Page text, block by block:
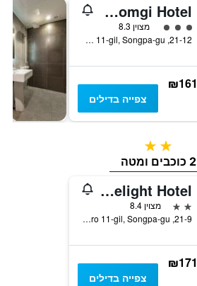
Jamsil Tomgi Hotel
3 דירוג מחלקת נוסעים
מצוין 8.3
21-12, Ogeum-ro 11-gil, Songpa-gu, סיאול, דרום קוריאה
₪161
צפייה בדילים
2 כוכבים
2 כוכבים ומטה
Jamsil Delight Hotel
2 כוכבים
מצוין 8.4
21-9, Ogeum-ro 11-gil, Songpa-gu, סיאול, דרום קוריאה
₪171
צפייה בדילים